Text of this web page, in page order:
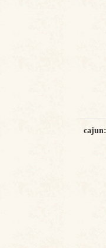
cajun: